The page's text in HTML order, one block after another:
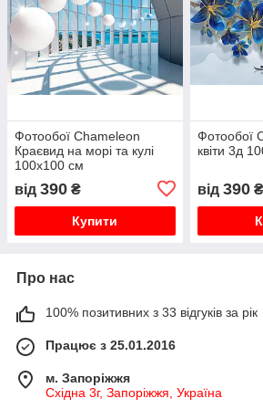
Фотообої Chameleon
Краєвид на морі та кулі
100х100 см
від 390 ₴
Купити
Фотообої
квіти 3д
від 390₴
Про нас
100% позитивних з 33 відгуків за рік
Працює з 25.01.2016
м. Запоріжжя
Східна 3г, Запоріжжя, Україна